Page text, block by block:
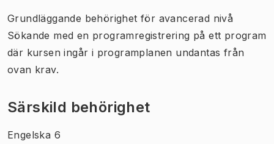
Grundläggande behörighet för avancerad nivå
Sökande med en programregistrering på ett program
där kursen ingår i programplanen undantas från
ovan krav.
Särskild behörighet
Engelska 6